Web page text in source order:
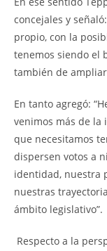
concejales y
propio, con la
tenemos siendo el
también de
En tanto agregó:
venimos más de la
que necesitamos
dispersen votos a
identidad, nuestra
nuestras
ámbito legislativo”.
Respecto a la